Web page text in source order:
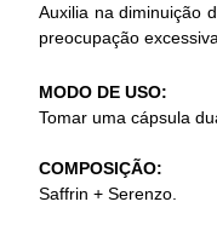
Auxilia na diminuição
preocupação excessiva.
MODO DE USO:
Tomar uma cápsula
COMPOSIÇÃO:
Saffrin + Serenzo.